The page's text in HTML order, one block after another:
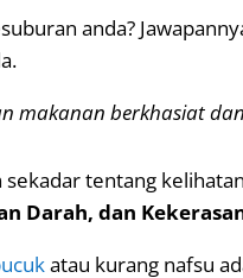
anda?
makanan berkhasiat
sekadar tentang
Darah, dan
atau kurang nafsu